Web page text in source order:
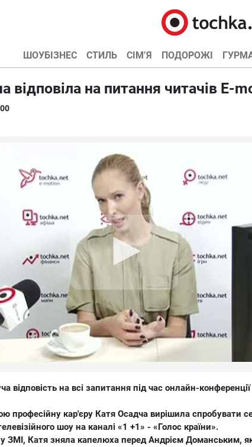
ШОУБІЗНЕС СТИЛЬ СІМ’Я ПОДОРОЖІ
відповіла на питання читачів E-
відповість на всі запитання під час онлайн-
професійну кар'єру Катя Осадча вирішила спробувати
шоу на каналі «1 +1» - «Голос країни».
ЗМІ, Катя зняла капелюха перед Андрієм Доманським,